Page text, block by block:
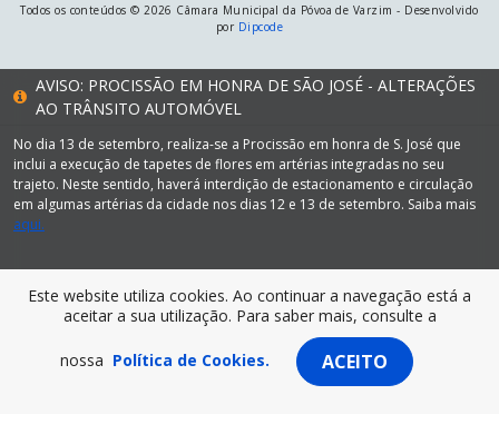
Todos os conteúdos © 2026 Câmara Municipal da Póvoa de Varzim - Desenvolvido
por Dipcode
AVISO: PROCISSÃO EM HONRA DE SÃO JOSÉ - ALTERAÇÕES
AO TRÂNSITO AUTOMÓVEL
No dia 13 de setembro, realiza-se a Procissão em honra de S. José que
inclui a execução de tapetes de flores em artérias integradas no seu
trajeto. Neste sentido, haverá interdição de estacionamento e circulação
em algumas artérias da cidade nos dias 12 e 13 de setembro. Saiba mais
aqui.
Este website utiliza cookies. Ao continuar a navegação está a
aceitar a sua utilização. Para saber mais, consulte a
nossa Política de Cookies. ACEITO